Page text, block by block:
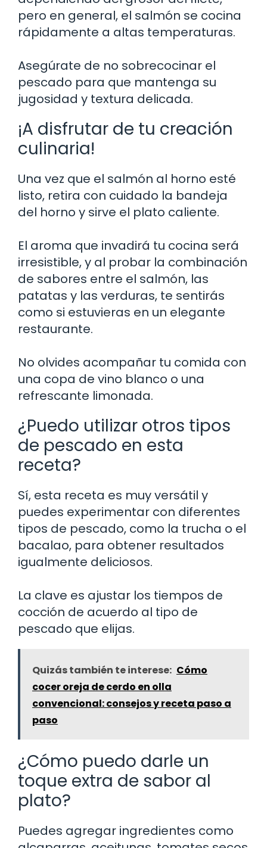
pero en general, el salmón se cocina
rápidamente a altas temperaturas.
Asegúrate de no sobrecocinar el
pescado para que mantenga su
jugosidad y textura delicada.
¡A disfrutar de tu creación
culinaria!
Una vez que el salmón al horno esté
listo, retira con cuidado la bandeja
del horno y sirve el plato caliente.
El aroma que invadirá tu cocina será
irresistible, y al probar la combinación
de sabores entre el salmón, las
patatas y las verduras, te sentirás
como si estuvieras en un elegante
restaurante.
No olvides acompañar tu comida con
una copa de vino blanco o una
refrescante limonada.
¿Puedo utilizar otros tipos
de pescado en esta
receta?
Sí, esta receta es muy versátil y
puedes experimentar con diferentes
tipos de pescado, como la trucha o el
bacalao, para obtener resultados
igualmente deliciosos.
La clave es ajustar los tiempos de
cocción de acuerdo al tipo de
pescado que elijas.
Quizás también te interese: Cómo
cocer oreja de cerdo en olla
convencional: consejos y receta paso a
paso
¿Cómo puedo darle un
toque extra de sabor al
plato?
Puedes agregar ingredientes como